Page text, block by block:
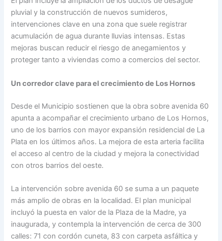
pluvial y la construcción de nuevos sumideros,
intervenciones clave en una zona que suele registrar
acumulación de agua durante lluvias intensas. Estas
mejoras buscan reducir el riesgo de anegamientos y
proteger tanto a viviendas como a comercios del sector.
Un corredor clave para el crecimiento de Los Hornos
Desde el Municipio sostienen que la obra sobre avenida 60
apunta a acompañar el crecimiento urbano de Los Hornos,
uno de los barrios con mayor expansión residencial de La
Plata en los últimos años. La mejora de esta arteria facilita
el acceso al centro de la ciudad y mejora la conectividad
con otros barrios del oeste.
La intervención sobre avenida 60 se suma a un paquete
más amplio de obras en la localidad. El plan municipal
incluyó la puesta en valor de la Plaza de la Madre, ya
inaugurada, y contempla la intervención de cerca de 300
calles: 71 con cordón cuneta, 83 con carpeta asfáltica y